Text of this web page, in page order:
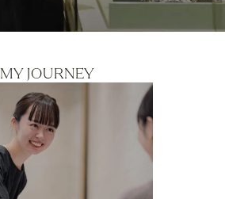
MY JOURNEY